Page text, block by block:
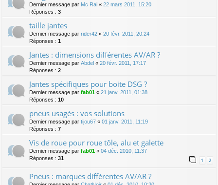
Dernier message par Mc Rai « 22 mars 2011, 15:20
Réponses : 3
taille jantes
Dernier message par rider42 « 20 févr. 2011, 20:24
Réponses : 1
Jantes : dimensions différentes AV/AR ?
Dernier message par Abdel « 20 févr. 2011, 17:17
Réponses : 2
Jantes spécifiques pour boite DSG ?
Dernier message par fab01 « 21 janv. 2011, 01:38
Réponses : 10
pneus usagés : vos solutions
Dernier message par tijou67 « 01 janv. 2011, 11:19
Réponses : 7
Vis de roue pour roue tôle, alu et galette
Dernier message par fab01 « 04 déc. 2010, 11:37
Réponses : 31 1 2
Pneus : marques différentes AV/AR ?